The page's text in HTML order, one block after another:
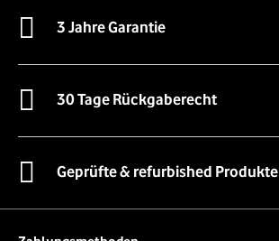
3 Jahre Garantie
30 Tage Rückgaberecht
Geprüfte & refurbished Produkte